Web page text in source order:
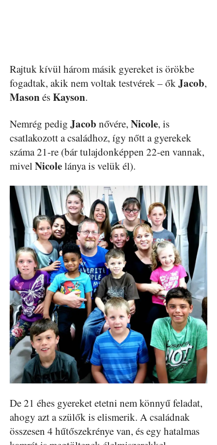
Rajtuk kívül három másik gyereket is örökbe
fogadtak, akik nem voltak testvérek – őkJacob,
MasonésKayson.
Nemrég pedig Jacob nővére, Nicole, is
csatlakozott a családhoz, így nőtt a gyerekek
száma 21-re (bár tulajdonképpen 22-en vannak,
mivelNicolelánya is velük él).
De 21 éhes gyereket etetni nem könnyű feladat,
ahogy azt a szülők is elismerik. A családnak
összesen 4 hűtőszekrénye van, és egy hatalmas